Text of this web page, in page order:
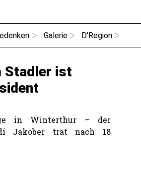
Galerie D'Region
Stadler ist
in Winterthur – der
Jakober trat nach 18